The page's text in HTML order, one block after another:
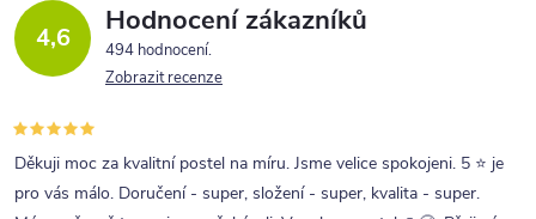
4,6 Hodnocení zákazníků
494 hodnocení
Zobrazit recenze
Děkuji moc za kvalitní postel na míru. Jsme velice spokojeni. 5 ⭐ je
pro vás málo. Doručení - super, složení - super, kvalita - super.